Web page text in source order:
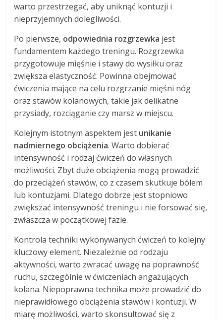
warto przestrzegać, aby uniknąć kontuzji i
nieprzyjemnych dolegliwości.
Po pierwsze, odpowiednia rozgrzewka jest
fundamentem każdego treningu. Rozgrzewka
przygotowuje mięśnie i stawy do wysiłku oraz
zwiększa elastyczność. Powinna obejmować
ćwiczenia mające na celu rozgrzanie mięśni nóg
oraz stawów kolanowych, takie jak delikatne
przysiady, rozciąganie czy marsz w miejscu.
Kolejnym istotnym aspektem jest unikanie
nadmiernego obciążenia. Warto dobierać
intensywność i rodzaj ćwiczeń do własnych
możliwości. Zbyt duże obciążenia mogą prowadzić
do przeciążeń stawów, co z czasem skutkuje bólem
lub kontuzjami. Dlatego dobrze jest stopniowo
zwiększać intensywność treningu i nie forsować się,
zwłaszcza w początkowej fazie.
Kontrola techniki wykonywanych ćwiczeń to kolejny
kluczowy element. Niezależnie od rodzaju
aktywności, warto zwracać uwagę na poprawność
ruchu, szczególnie w ćwiczeniach angażujących
kolana. Niepoprawna technika może prowadzić do
nieprawidłowego obciążenia stawów i kontuzji. W
miarę możliwości, warto skonsultować się z